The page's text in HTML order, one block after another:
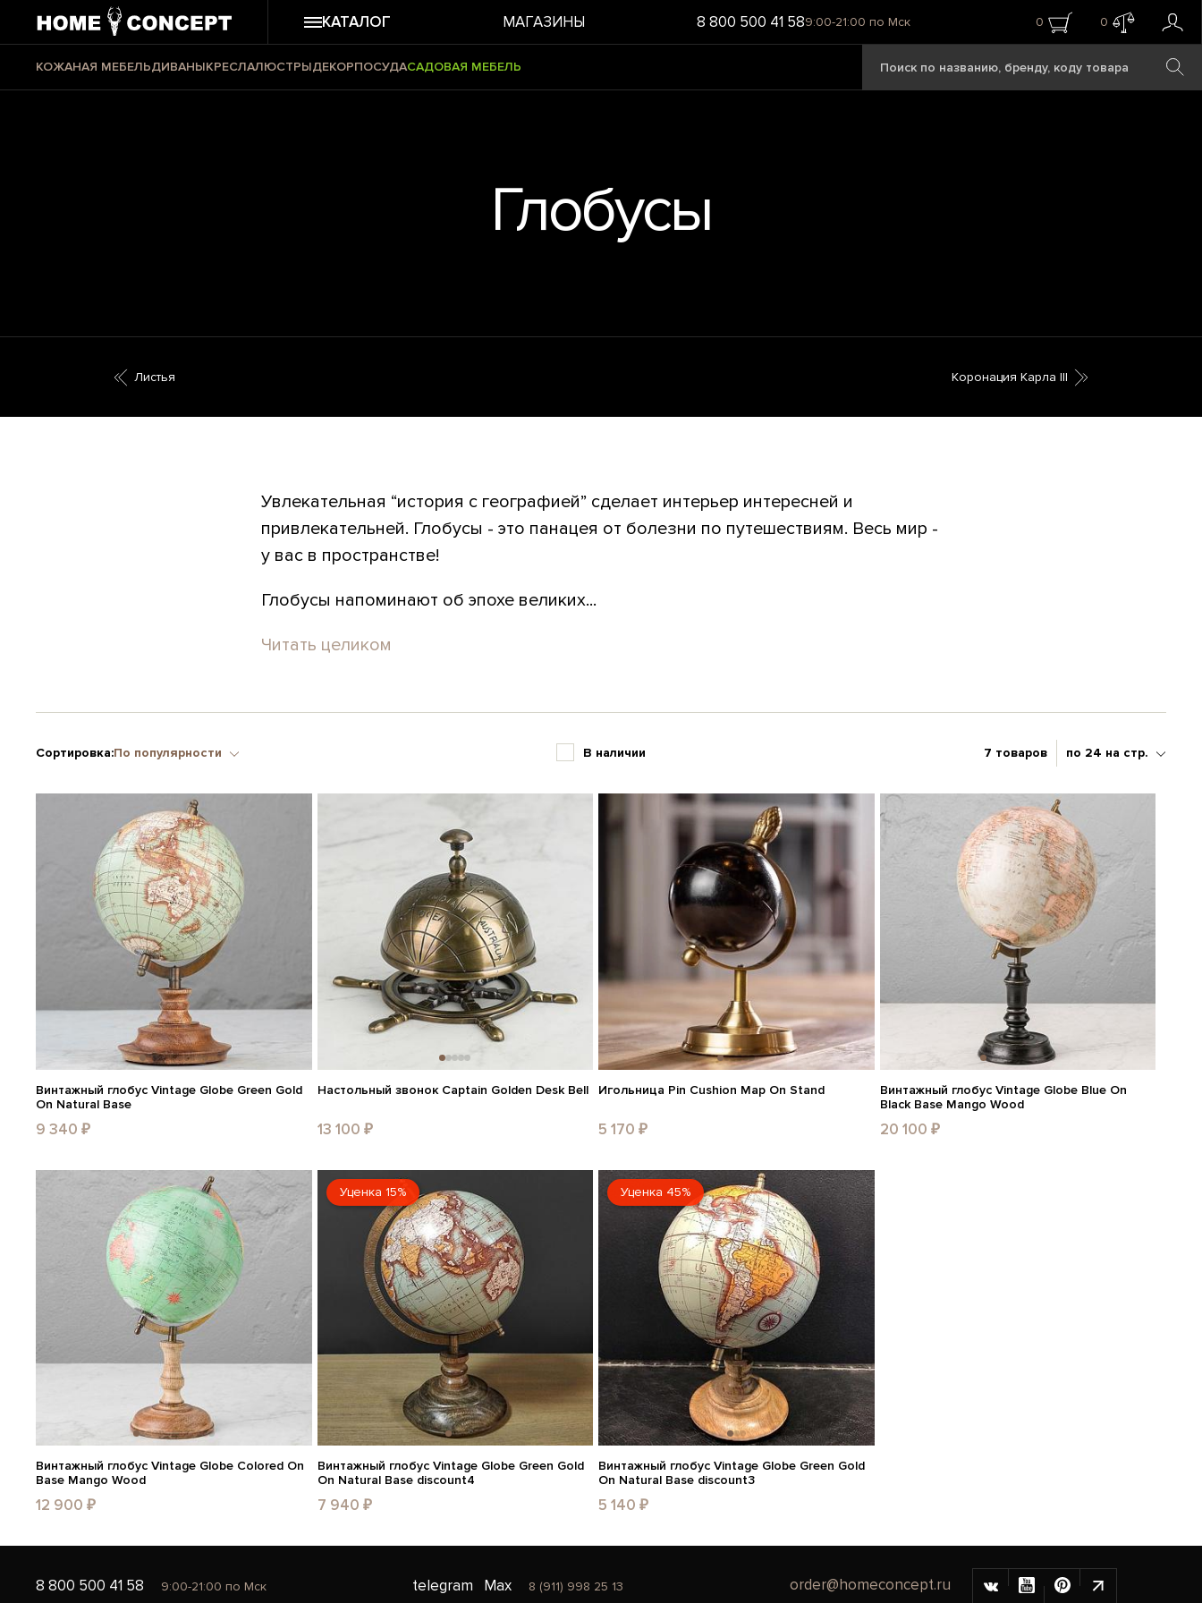
КАТАЛОГ МАГАЗИНЫ 8 800 500 41 589:00-21:00 по Мск 0 0
КОЖАНАЯ МЕБЕЛЬДИВАНЫКРЕСЛАЛЮСТРЫДЕКОРПОСУДАСАДОВАЯ МЕБЕЛЬ
Глобусы
Листья Коронация Карла III
Увлекательная “история с географией” сделает интерьер интересней и
привлекательней. Глобусы - это панацея от болезни по путешествиям. Весь мир -
у вас в пространстве!
Глобусы напоминают об эпохе великих...
Читать целиком
Сортировка:По популярности В наличии 7 товаров по 24 на стр.
Винтажный глобус Vintage Globe Green Gold
On Natural Base
9 340 ₽
Настольный звонок Captain Golden Desk Bell
13 100 ₽
Игольница Pin Cushion Map On Stand
5 170 ₽
Винтажный глобус Vintage Globe Blue On
Black Base Mango Wood
20 100 ₽
Винтажный глобус Vintage Globe Colored On
Base Mango Wood
12 900 ₽
Уценка 15%
Винтажный глобус Vintage Globe Green Gold
On Natural Base discount4
7 940 ₽
Уценка 45%
Винтажный глобус Vintage Globe Green Gold
On Natural Base discount3
5 140 ₽
8 800 500 41 58 9:00-21:00 по Мск telegram Max 8 (911) 998 25 13 order@homeconcept.ru